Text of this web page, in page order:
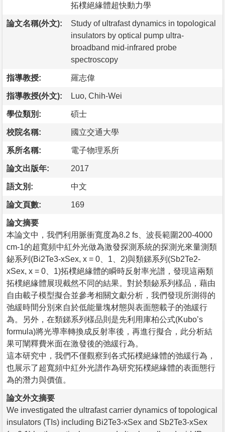
拓樸絕緣體超快動力學
論文名稱(外文):
Study of ultrafast dynamics in topological
insulators by optical pump ultra-
broadband mid-infrared probe
spectroscopy
指導教授: 羅志偉
指導教授(外文): Luo, Chih-Wei
學位類別: 碩士
校院名稱: 國立交通大學
系所名稱: 電子物理系所
論文出版年: 2017
語文別: 中文
論文頁數: 169
論文摘要
本論文中，我們利用脈衝寬度為8.2 fs、波長範圍200-4000
cm-1的超寬頻中紅外光做為激發探測系統的探測光來量測類
鉍系列(Bi2Te3-xSex, x = 0、1、2)與類銻系列(Sb2Te2-
xSex, x = 0、1)拓樸絕緣體的瞬時反射率光譜，發現這兩類
拓樸絕緣體展現截然不同的結果。對於類鉍系列樣品，藉由
自由載子模型擬合並參考相關文獻分析，我們發現所測得的
弛緩時間分別來自於低能量塊材態與表面態載子的弛緩行
為。另外，在類銻系列樣品則是先利用庫柏公式(Kubo’s
formula)將光導率轉換成反射率後，再進行擬合，此分析結
果可闡釋費米面在激發後的弛緩行為。
這本研究中，我們不僅觀察到各式拓樸絕緣體的弛緩行為，
也展示了超寬頻中紅外光譜作為研究拓樸絕緣體的表面態行
為的潛力與價值。
論文外文摘要
We investigated the ultrafast carrier dynamics of topological
insulators (TIs) including Bi2Te3-xSex and Sb2Te3-xSex